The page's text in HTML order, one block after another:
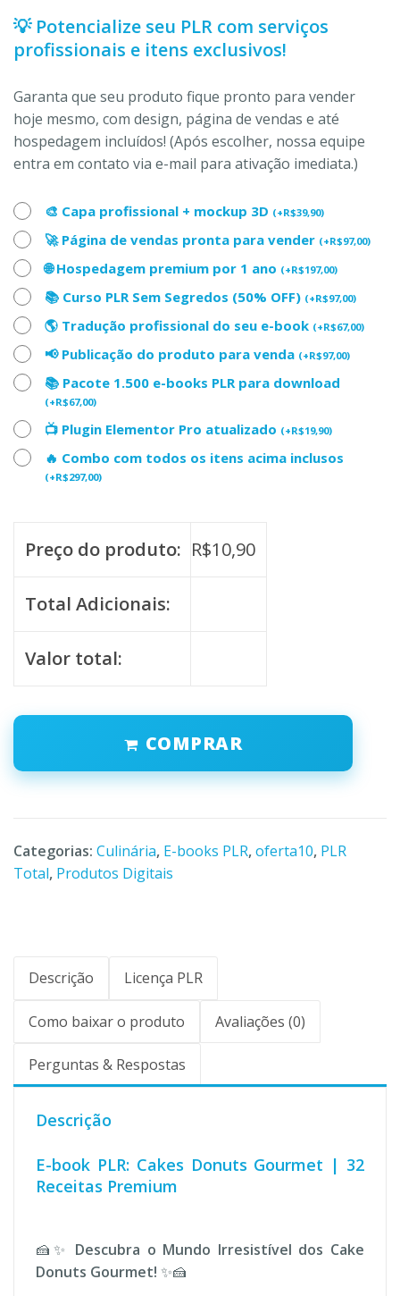
💡 Potencialize seu PLR com serviços
profissionais e itens exclusivos!
Garanta que seu produto fique pronto para vender
hoje mesmo, com design, página de vendas e até
hospedagem incluídos! (Após escolher, nossa equipe
entra em contato via e-mail para ativação imediata.)
🎨 Capa profissional + mockup 3D (+R$39,90)
🚀 Página de vendas pronta para vender (+R$97,00)
🌐 Hospedagem premium por 1 ano (+R$197,00)
📚 Curso PLR Sem Segredos (50% OFF) (+R$97,00)
🌎 Tradução profissional do seu e-book (+R$67,00)
📢 Publicação do produto para venda (+R$97,00)
📚 Pacote 1.500 e-books PLR para download
(+R$67,00)
📺 Plugin Elementor Pro atualizado (+R$19,90)
🔥 Combo com todos os itens acima inclusos
(+R$297,00)
Preço do produto: R$10,90
Total Adicionais:
Valor total:
COMPRAR
Categorias: Culinária, E-books PLR,oferta10, PLR
Total, Produtos Digitais
Descrição Licença PLR
Como baixar o produto Avaliações (0)
Perguntas & Respostas
Descrição
E-book PLR: Cakes Donuts Gourmet | 32
Receitas Premium
🍰✨ Descubra o Mundo Irresistível dos Cake
Donuts Gourmet! ✨🍰